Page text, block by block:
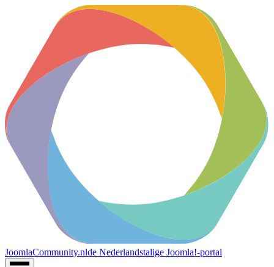
JoomlaCommunity.nlde Nederlandstalige Joomla!-portal